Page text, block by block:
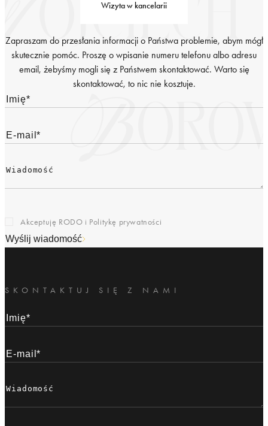
Wizyta w kancelarii
Zapraszam do przesłania informacji o Państwa problemie, abym mógł
skutecznie pomóc. Proszę o wpisanie numeru telefonu albo adresu
email, żebyśmy mogli się z Państwem skontaktować. Warto się
skontaktować, to nic nie kosztuje.
Akceptuję RODO i Politykę prywatności
Wyślij wiadomość
SKONTAKTUJ SIĘ Z NAMI